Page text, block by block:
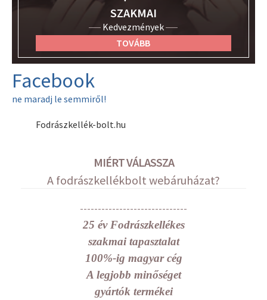
SZAKMAI
Kedvezmények
TOVÁBB
Facebook
ne maradj le semmiről!
Fodrászkellék-bolt.hu
MIÉRT VÁLASSZA
A fodrászkellékbolt webáruházat?
------------------------------
25 év Fodrászkellékes
szakmai tapasztalat
100%-ig magyar cég
A legjobb minőséget
gyártók termékei